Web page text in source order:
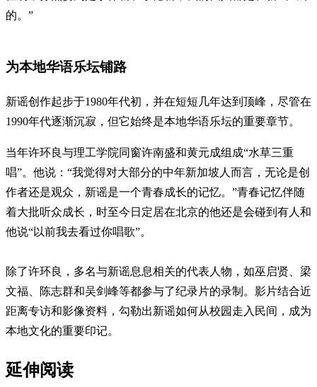
的。”
为本地华语乐坛铺路
新谣创作起步于1980年代初，并在短短几年达到顶峰，尽管在
1990年代逐渐沉寂，但它始终是本地华语乐坛的重要章节。
当年许环良与理工学院同窗许南盛和黄元成组成“水草三重
唱”。他说：“我觉得对大部分的中年新加坡人而言，无论是创
作者还是观众，新谣是一个青春成长的记忆。”青春记忆伴随
着大批听众成长，时至今日定居在北京的他还是会碰到有人和
他说“以前我去看过你唱歌”。
除了许环良，多名与新谣息息相关的代表人物，如巫启贤、梁
文福、陈志群和吴剑峰等都参与了纪录片的录制。影片结合近
距离专访和影像资料，勾勒出新谣如何从校园走入民间，成为
本地文化的重要印记。
延伸阅读